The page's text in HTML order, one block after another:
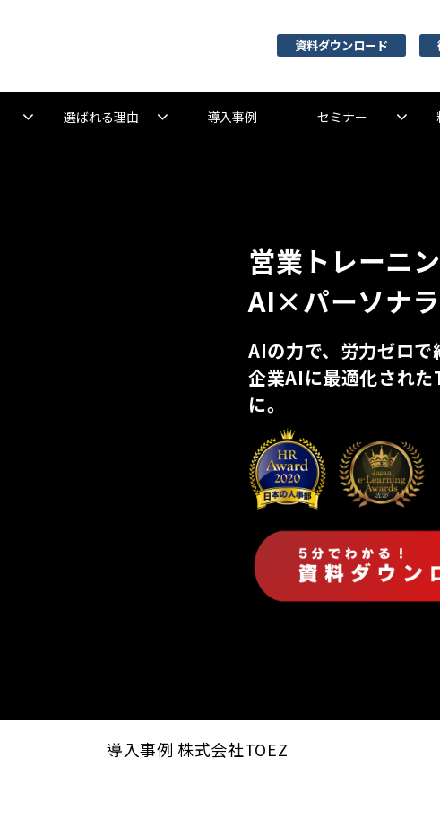
資料ダウンロード
選ばれる理由 導入事例 セミナー
営業トレーニ
AI×パーソナ
AIの力で、労力ゼロで
企業AIに最適化され
に。
導入事例 株式会社TOEZ